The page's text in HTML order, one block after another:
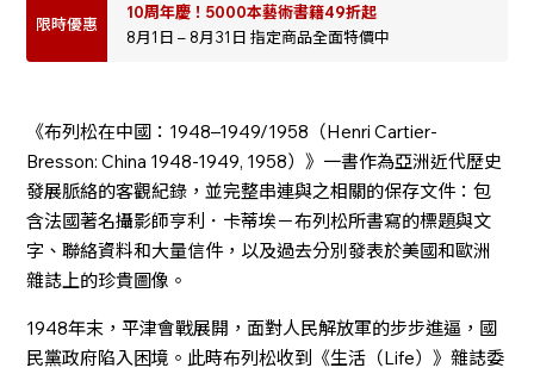
限時優惠
10周年慶！5000本藝術書籍49折起
8月1日 – 8月31日 指定商品全面特價中
《布列松在中國：1948–1949/1958（Henri Cartier-
Bresson: China 1948-1949, 1958）》一書作為亞洲近代歷史
發展脈絡的客觀紀錄，並完整串連與之相關的保存文件：包
含法國著名攝影師亨利．卡蒂埃－布列松所書寫的標題與文
字、聯絡資料和大量信件，以及過去分別發表於美國和歐洲
雜誌上的珍貴圖像。
1948年末，平津會戰展開，面對人民解放軍的步步進逼，國
民黨政府陷入困境。此時布列松收到《生活（Life）》雜誌委